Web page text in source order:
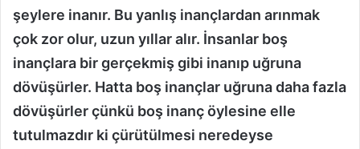
şeylere inanır. Bu yanlış inançlardan arınmak
çok zor olur, uzun yıllar alır. İnsanlar boş
inançlara bir gerçekmiş gibi inanıp uğruna
dövüşürler. Hatta boş inançlar uğruna daha fazla
dövüşürler çünkü boş inanç öylesine elle
tutulmazdır ki çürütülmesi neredeyse